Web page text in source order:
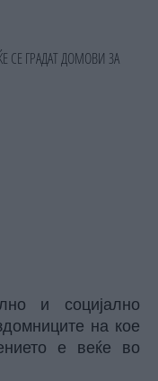
и социјално
на кое
е веќе во